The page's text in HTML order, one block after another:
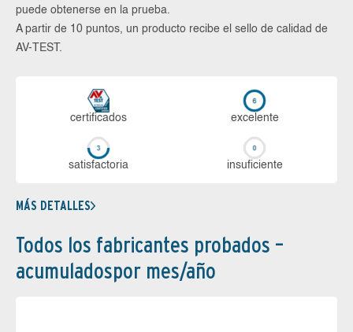
puede obtenerse en la prueba.
A partir de 10 puntos, un producto recibe el sello de calidad de
AV-TEST.
certi­ficados ex­ce­len­te
sa­tis­fac­to­ria in­su­fi­cien­te
MÁS DETALLES
Todos los fabricantes probados –
acumuladospor mes/año